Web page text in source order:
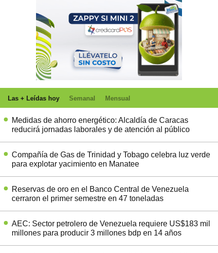
Las + Leídas hoy Semanal Mensual
Medidas de ahorro energético: Alcaldía de Caracas
reducirá jornadas laborales y de atención al público
Compañía de Gas de Trinidad y Tobago celebra luz verde
para explotar yacimiento en Manatee
Reservas de oro en el Banco Central de Venezuela
cerraron el primer semestre en 47 toneladas
AEC: Sector petrolero de Venezuela requiere US$183 mil
millones para producir 3 millones bdp en 14 años